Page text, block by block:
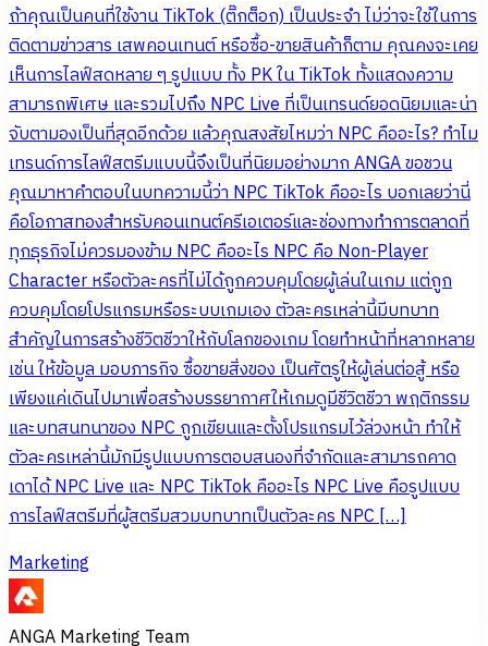
ถ้าคุณเป็นคนที่ใช้งาน TikTok (ติ๊กต็อก) เป็นประจำ ไม่ว่าจะใช้ในการ
ติดตามข่าวสาร เสพคอนเทนต์ หรือซื้อ-ขายสินค้าก็ตาม คุณคงจะเคย
เห็นการไลฟ์สดหลาย ๆ รูปแบบ ทั้ง PK ใน TikTok ทั้งแสดงความ
สามารถพิเศษ และรวมไปถึง NPC Live ที่เป็นเทรนด์ยอดนิยมและน่า
จับตามองเป็นที่สุดอีกด้วย แล้วคุณสงสัยไหมว่า NPC คืออะไร? ทำไม
เทรนด์การไลฟ์สตรีมแบบนี้จึงเป็นที่นิยมอย่างมาก ANGA ขอชวน
คุณมาหาคำตอบในบทความนี้ว่า NPC TikTok คืออะไร บอกเลยว่านี่
คือโอกาสทองสำหรับคอนเทนต์ครีเอเตอร์และช่องทางทำการตลาดที่
ทุกธุรกิจไม่ควรมองข้าม NPC คืออะไร NPC คือ Non-Player
Character หรือตัวละครที่ไม่ได้ถูกควบคุมโดยผู้เล่นในเกม แต่ถูก
ควบคุมโดยโปรแกรมหรือระบบเกมเอง ตัวละครเหล่านี้มีบทบาท
สำคัญในการสร้างชีวิตชีวาให้กับโลกของเกม โดยทำหน้าที่หลากหลาย
เช่น ให้ข้อมูล มอบภารกิจ ซื้อขายสิ่งของ เป็นศัตรูให้ผู้เล่นต่อสู้ หรือ
เพียงแค่เดินไปมาเพื่อสร้างบรรยากาศให้เกมดูมีชีวิตชีวา พฤติกรรม
และบทสนทนาของ NPC ถูกเขียนและตั้งโปรแกรมไว้ล่วงหน้า ทำให้
ตัวละครเหล่านี้มักมีรูปแบบการตอบสนองที่จำกัดและสามารถคาด
เดาได้ NPC Live และ NPC TikTok คืออะไร NPC Live คือรูปแบบ
การไลฟ์สตรีมที่ผู้สตรีมสวมบทบาทเป็นตัวละคร NPC […]
Marketing
ANGA Marketing Team